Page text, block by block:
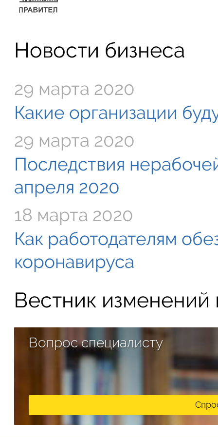
Новости бизнеса
29 марта 2020
Какие организации
29 марта 2020
Последствия
апреля 2020
18 марта 2020
Как работодателям
коронавируса
Вестник изменений
Вопрос специалисту